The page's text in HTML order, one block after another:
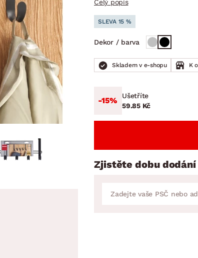
DOMÁCÍ SPOTŘEBIČECelý popis
SLEVA 15 %
Dekor / barva
Skladem v e-shopu K
-15%
Ušetříte
59.85 Kč
Zjistěte dobu